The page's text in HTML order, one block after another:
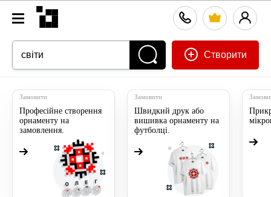
Створити
Замовити
Професійне створення
орнаменту на
замовлення.
Замовити
Швидкий друк або
вишивка орнаменту на
футболці.